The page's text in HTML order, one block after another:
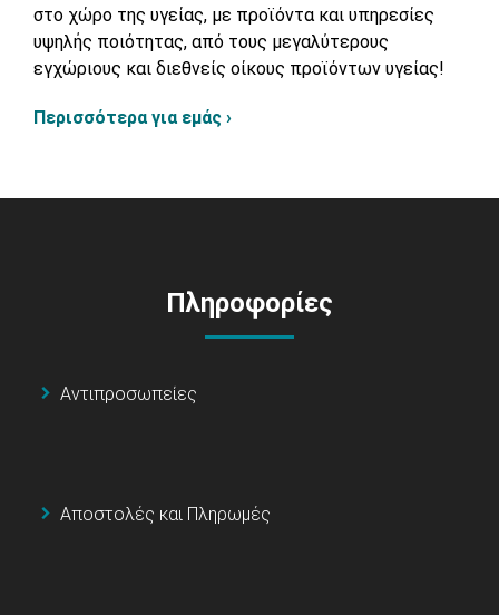
στο χώρο της υγείας, με προϊόντα και υπηρεσίες
υψηλής ποιότητας, από τους μεγαλύτερους
εγχώριους και διεθνείς οίκους προϊόντων υγείας!
Περισσότερα για εμάς ›
Πληροφορίες
Αντιπροσωπείες
Αποστολές και Πληρωμές